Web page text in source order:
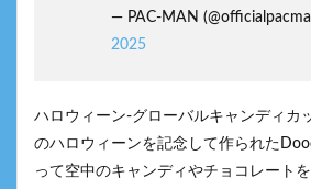
— PAC-MAN
2025
ハロウィーン-グローバルキャンディカ
のハロウィーンを記念して作られた
って空中のキャンディやチョコレート